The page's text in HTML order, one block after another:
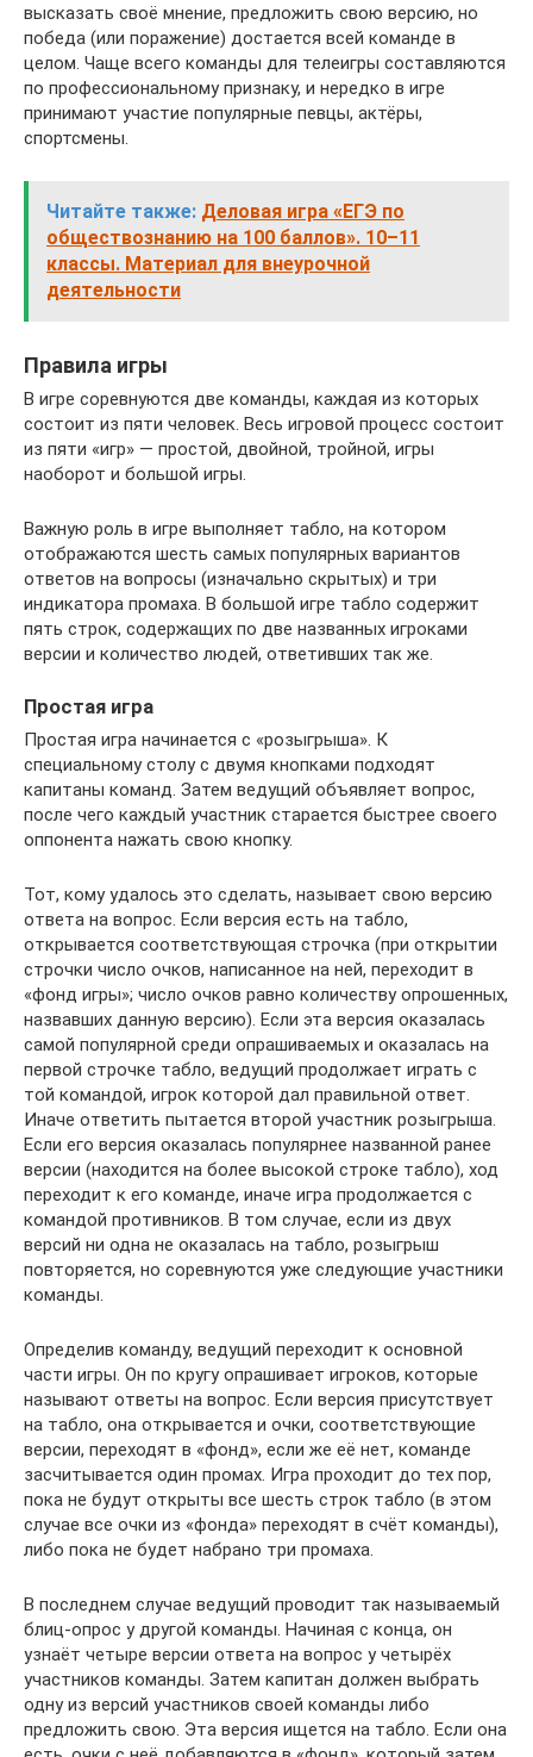
высказать своё мнение, предложить свою версию, но
победа (или поражение) достается всей команде в
целом. Чаще всего команды для телеигры составляются
по профессиональному признаку, и нередко в игре
принимают участие популярные певцы, актёры,
спортсмены.
Читайте также: Деловая игра «ЕГЭ по
обществознанию на 100 баллов». 10–11
классы. Материал для внеурочной
деятельности
Правила игры
В игре соревнуются две команды, каждая из которых
состоит из пяти человек. Весь игровой процесс состоит
из пяти «игр» — простой, двойной, тройной, игры
наоборот и большой игры.
Важную роль в игре выполняет табло, на котором
отображаются шесть самых популярных вариантов
ответов на вопросы (изначально скрытых) и три
индикатора промаха. В большой игре табло содержит
пять строк, содержащих по две названных игроками
версии и количество людей, ответивших так же.
Простая игра
Простая игра начинается с «розыгрыша». К
специальному столу с двумя кнопками подходят
капитаны команд. Затем ведущий объявляет вопрос,
после чего каждый участник старается быстрее своего
оппонента нажать свою кнопку.
Тот, кому удалось это сделать, называет свою версию
ответа на вопрос. Если версия есть на табло,
открывается соответствующая строчка (при открытии
строчки число очков, написанное на ней, переходит в
«фонд игры»; число очков равно количеству опрошенных,
назвавших данную версию). Если эта версия оказалась
самой популярной среди опрашиваемых и оказалась на
первой строчке табло, ведущий продолжает играть с
той командой, игрок которой дал правильной ответ.
Иначе ответить пытается второй участник розыгрыша.
Если его версия оказалась популярнее названной ранее
версии (находится на более высокой строке табло), ход
переходит к его команде, иначе игра продолжается с
командой противников. В том случае, если из двух
версий ни одна не оказалась на табло, розыгрыш
повторяется, но соревнуются уже следующие участники
команды.
Определив команду, ведущий переходит к основной
части игры. Он по кругу опрашивает игроков, которые
называют ответы на вопрос. Если версия присутствует
на табло, она открывается и очки, соответствующие
версии, переходят в «фонд», если же её нет, команде
засчитывается один промах. Игра проходит до тех пор,
пока не будут открыты все шесть строк табло (в этом
случае все очки из «фонда» переходят в счёт команды),
либо пока не будет набрано три промаха.
В последнем случае ведущий проводит так называемый
блиц-опрос у другой команды. Начиная с конца, он
узнаёт четыре версии ответа на вопрос у четырёх
участников команды. Затем капитан должен выбрать
одну из версий участников своей команды либо
предложить свою. Эта версия ищется на табло. Если она